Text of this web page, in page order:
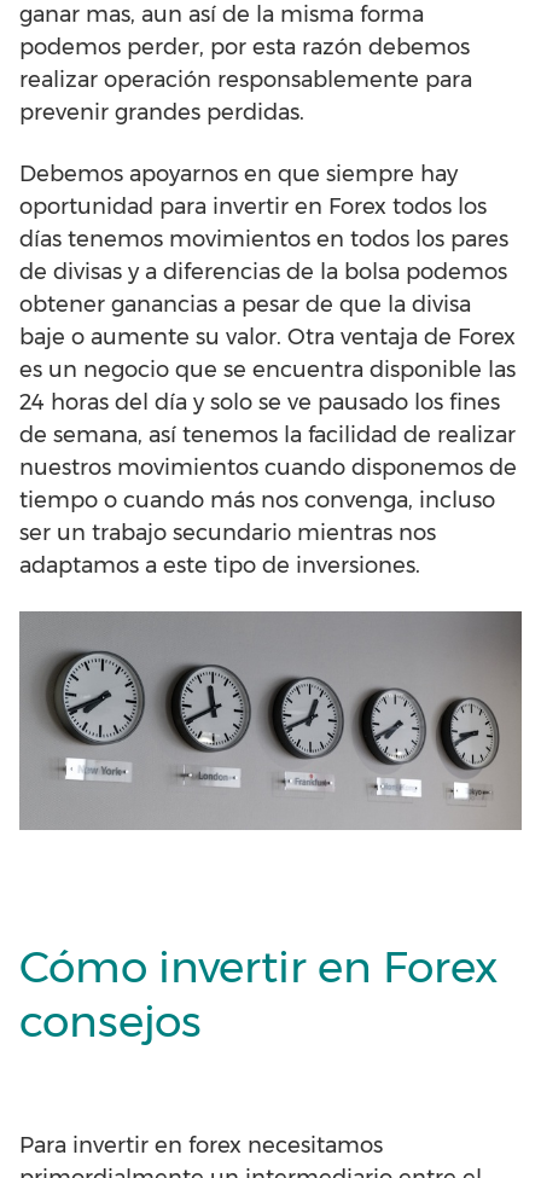
ganar mas, aun así de la misma forma
podemos perder, por esta razón debemos
realizar operación responsablemente para
prevenir grandes perdidas.
Debemos apoyarnos en que siempre hay
oportunidad para invertir en Forex todos los
días tenemos movimientos en todos los pares
de divisas y a diferencias de la bolsa podemos
obtener ganancias a pesar de que la divisa
baje o aumente su valor. Otra ventaja de Forex
es un negocio que se encuentra disponible las
24 horas del día y solo se ve pausado los fines
de semana, así tenemos la facilidad de realizar
nuestros movimientos cuando disponemos de
tiempo o cuando más nos convenga, incluso
ser un trabajo secundario mientras nos
adaptamos a este tipo de inversiones.
Cómo invertir en Forex
consejos
Para invertir en forex necesitamos